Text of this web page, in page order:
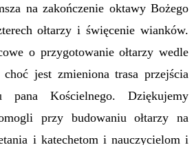
na zakończenie oktawy Bożego
ołtarzy i święcenie wianków.
o przygotowanie ołtarzy wedle
choć jest zmieniona trasa przejścia
pana Kościelnego. Dziękujemy
przy budowaniu ołtarzy na
i katechetom i nauczycielom i